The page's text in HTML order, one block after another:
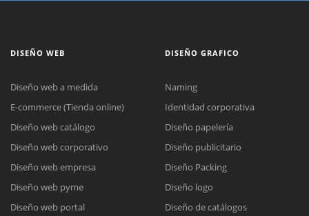
DISEÑO WEB
Diseño web a medida
E-commerce (Tienda online)
Diseño web catálogo
Diseño web corporativo
Diseño web empresa
Diseño web pyme
Diseño web portal
DISEÑO GRAFICO
Naming
Identidad corporativa
Diseño papelería
Diseño publicitario
Diseño Packing
Diseño logo
Diseño de catálogos